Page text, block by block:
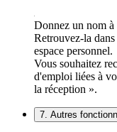
Donnez un nom à
Retrouvez-la
espace personnel.
Vous souhaitez
d'emploi liées à
la réception ».
7. Autres